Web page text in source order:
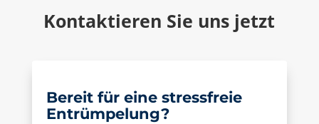
Kontaktieren Sie uns jetzt
Bereit für eine stressfreie
Entrümpelung?